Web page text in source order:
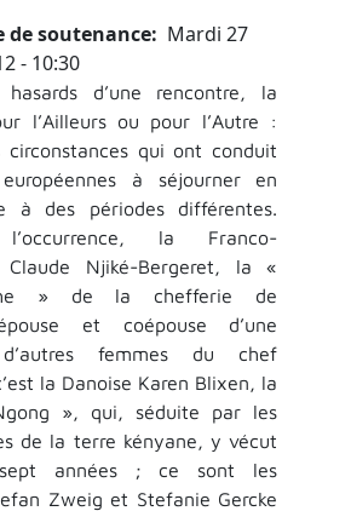
de soutenance
Mardi 27
- 10:30
hasards d’une rencontre, la
l’Ailleurs ou pour l’Autre :
qui ont conduit
à séjourner en
à des périodes différentes.
la Franco-
Claude Njiké-Bergeret, la «
» de la chefferie de
et coépouse d’une
d’autres femmes du chef
la Danoise Karen Blixen, la
», qui, séduite par les
de la terre kényane, y vécut
sept années ; ce sont les
Zweig et Stefanie Gercke